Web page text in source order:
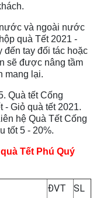
và ngoài nước
quà Tết 2021 -
đến tay đối tác hoặc
sẽ được nâng tầm
mang lại.
Quà tết Cống
- Giỏ quà tết 2021.
hệ Quà Tết Cống
tốt 5 - 20%.
Tết Phú Quý
ĐVT
SL